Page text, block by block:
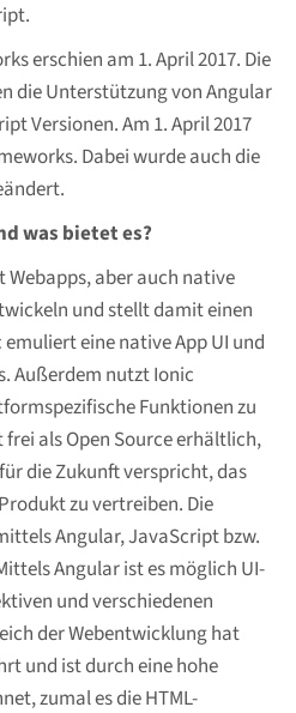
erschien am 1. April 2017. Die
die Unterstützung von Angular
Versionen. Am 1. April 2017
Dabei wurde auch die
was bietet es?
aber auch native
und stellt damit einen
eine native App UI und
Außerdem nutzt Ionic
Funktionen zu
als Open Source erhältlich,
die Zukunft verspricht, das
zu vertreiben. Die
Angular, JavaScript bzw.
Angular ist es möglich UI-
und verschiedenen
der Webentwicklung hat
und ist durch eine hohe
zumal es die HTML-